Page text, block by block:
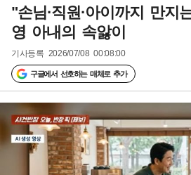
"손님·직원·아이까지 만
영 아내의 속앓이
기사등록 2026/07/08 00:08:00
구글에서 선호하는 매체로 추가